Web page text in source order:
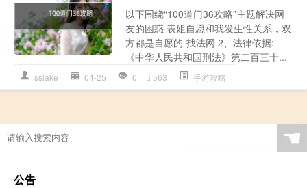
以下围绕“100道门36攻略”主题解决网
友的困惑 表姐自愿和我发生性关系，双
方都是自愿的-找法网 2、法律依据:
《中华人民共和国刑法》第二百三十...
sslake 04-25 0 563 手游攻略
☚
公告